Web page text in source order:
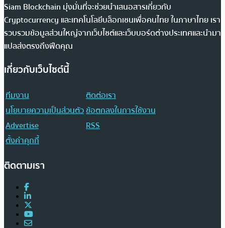
Siam Blockchain มุ่งมั่นที่จะช่วยนำเสนอสารเกี่ยวกับ
Cryptocurrency และเทคโนโลยีบล็อกเชนเพื่อคนไทย ในภาษาไทย เรา
รวบรวมข้อมูลส่วนใหญ่จากเว็บไซต์และเว็บบอร์ดต่างประเทศและนำมา
แปลส่งตรงถึงฟีดคุณ
เกี่ยวกับเว็บไซต์นี้
ทีมงาน
ติดต่อเรา
นโยบายความเป็นส่วนตัวข้อตกลงในการใช้งาน
Advertise
RSS
ตั้งค่าคุกกี้
ติดตามเรา